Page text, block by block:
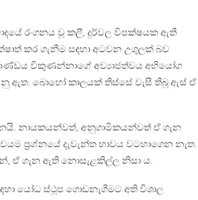
රංගනය වූ කලී, දුර්වල විපක්ෂයක ඇති
කර ගැනීම සඳහා අටවන උගුලක් බව
විකුණන්නාගේ අව්‍යාජත්වය අභියෝග
ඇත. බොහෝ කාලයක් තිස්සේ වැසී තිබූ ඇස් ඒ
නායකයන්වත්, අනුගාමිකයන්වත් ඒ ගැන
ප‍්‍රශ්නයේ දැවැන්ත භාවය වටහාගෙන නැත.
ඒ ගැන ඇති නොසැළකිල්ල නිසා ය.
යෝධ ස්ථූප ගොඩනැගීමට අති විශාල